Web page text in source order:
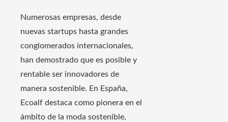
Numerosas empresas, desde
nuevas startups hasta grandes
conglomerados internacionales,
han demostrado que es posible y
rentable ser innovadores de
manera sostenible. En España,
Ecoalf destaca como pionera en el
ámbito de la moda sostenible,